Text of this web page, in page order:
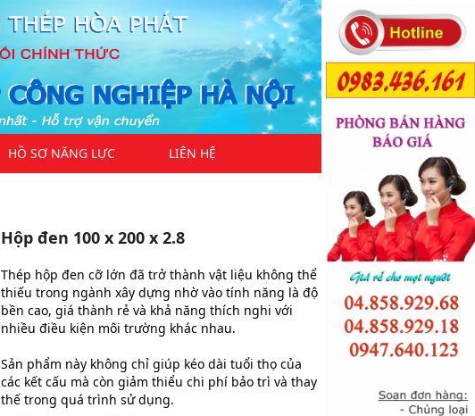
HỒ SƠ NĂNG LỰC LIÊN HỆ
Hộp đen 100 x 200 x 2.8
Thép hộp đen cỡ lớn đã trở thành vật liệu không thể
thiếu trong ngành xây dựng nhờ vào tính năng là độ
bền cao, giá thành rẻ và khả năng thích nghi với
nhiều điều kiện môi trường khác nhau.
Sản phẩm này không chỉ giúp kéo dài tuổi thọ của
các kết cấu mà còn giảm thiểu chi phí bảo trì và thay
thế trong quá trình sử dụng.